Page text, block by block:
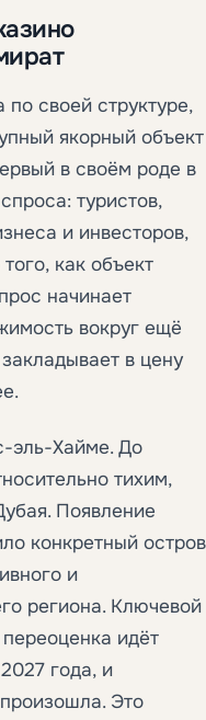
своей структуре,
якорный объект
в своём роде в
туристов,
и инвесторов,
как объект
начинает
вокруг ещё
в цену
эль-Хайме. До
тихим,
Появление
конкретный остров
и
региона. Ключевой
идёт
года, и
Это